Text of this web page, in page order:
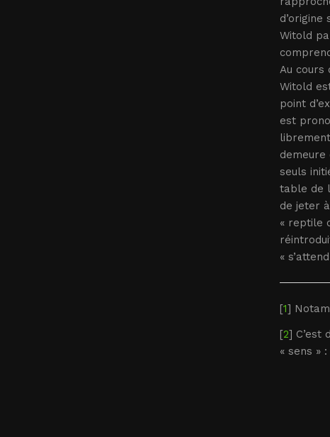
Witold
Au cours
Witold
point
est
demeure
seuls
table de
de jeter
« reptile
«
[1]
[2] C’est
« sens »